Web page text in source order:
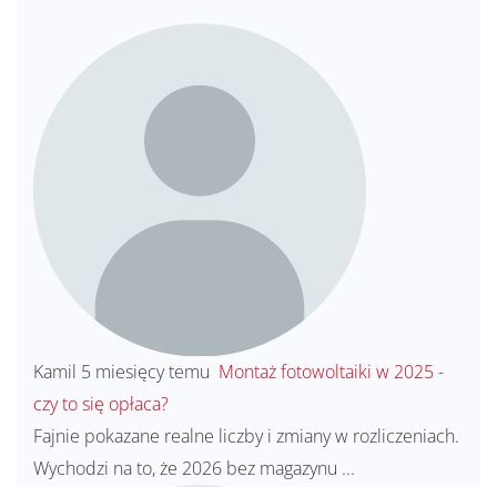
Kamil 5 miesięcy temu Montaż fotowoltaiki w 2025 -
czy to się opłaca?
Fajnie pokazane realne liczby i zmiany w rozliczeniach.
Wychodzi na to, że 2026 bez magazynu ...